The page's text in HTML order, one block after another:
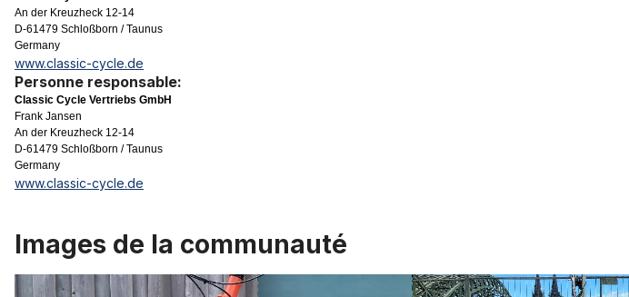
An der Kreuzheck 12-14
D-61479 Schloßborn / Taunus
Germany
www.classic-cycle.de
Personne responsable:
Classic Cycle Vertriebs GmbH
Frank Jansen
An der Kreuzheck 12-14
D-61479 Schloßborn / Taunus
Germany
www.classic-cycle.de
Images de la communauté